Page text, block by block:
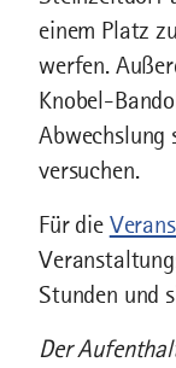
einem Platz
werfen.
Knobel-
Abwechslung
versuchen.
Für die
Stunden und
Der